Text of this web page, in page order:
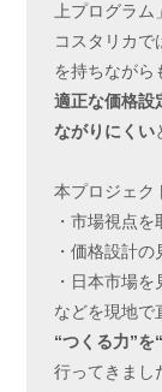
上プログラム
コスタリカで
を持ちながら
適正な価格設
ながりにくい
本プロジェク
・市場視点
・価格設計の
・日本市場
などを現地で
“つくる力”を
行ってきまし